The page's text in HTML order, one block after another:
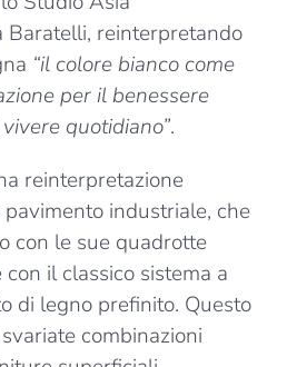
Baratelli, reinterpretando
“il colore bianco come
per il benessere
quotidiano”.
reinterpretazione
industriale, che
con le sue quadrotte
il classico sistema a
di legno prefinito. Questo
combinazioni